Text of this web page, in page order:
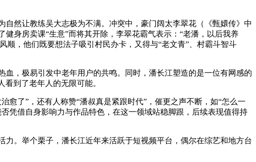
然让教练吴大志极为不满。冲突中，豪门阔太李翠花（《甄嬛传》中
身房卖课“生意”而将其开除，李翠花霸气表示：“老潘，以后我养
顺，他们既要想法子吸引村民办卡，又得与“老文青”、村霸斗智斗
，极易引发中老年用户的共鸣。同时，潘长江塑造的是一位有网感的
到了老年人的无限可能。
了”，还有人称赞“潘叔真是紧跟时代”，催更之声不断，如“怎么一
凭借自身影响力与作品特色，在这一领域站稳脚跟，后续表现值得持
。举个栗子，潘长江近年来活跃于短视频平台，偶尔在综艺和地方台